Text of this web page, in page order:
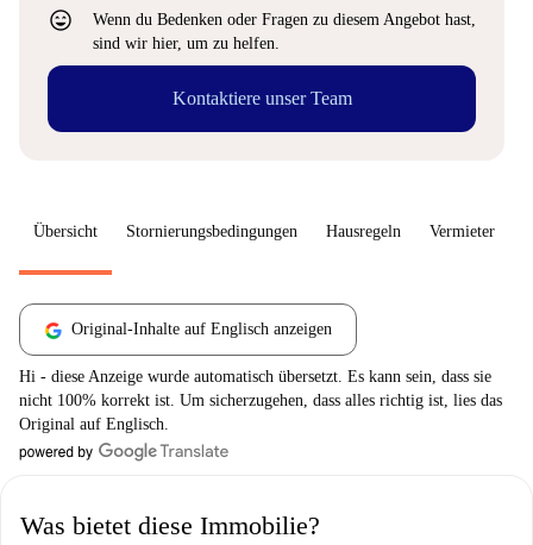
sentiment_very_satisfied
Wenn du Bedenken oder Fragen zu diesem Angebot hast,
sind wir hier, um zu helfen.
Kontaktiere unser Team
Übersicht Stornierungsbedingungen Hausregeln Vermieter
Original-Inhalte auf Englisch anzeigen
Hi - diese Anzeige wurde automatisch übersetzt. Es kann sein, dass sie
nicht 100% korrekt ist. Um sicherzugehen, dass alles richtig ist, lies das
Original auf Englisch.
Was bietet diese Immobilie?